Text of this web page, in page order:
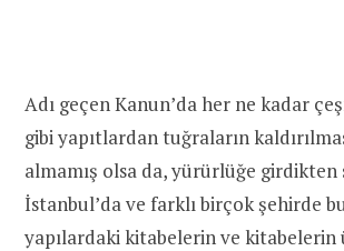
Adı geçen Kanun’da her ne kadar
gibi yapıtlardan tuğraların
almamış olsa da, yürürlüğe girdikten
İstanbul’da ve farklı birçok şehirde
yapılardaki kitabelerin ve kitabelerin